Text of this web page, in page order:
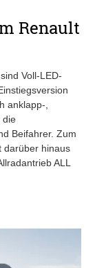
Renault
Voll-LED-
anklapp-,
die
Beifahrer. Zum
darüber hinaus
ALL